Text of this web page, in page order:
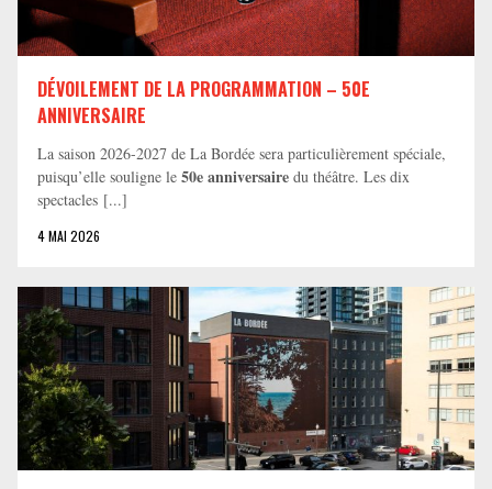
DÉVOILEMENT DE LA PROGRAMMATION – 50E
ANNIVERSAIRE
La saison 2026-2027 de La Bordée sera particulièrement spéciale,
puisqu’elle souligne le 50e anniversaire du théâtre. Les dix
spectacles [...]
4 MAI 2026